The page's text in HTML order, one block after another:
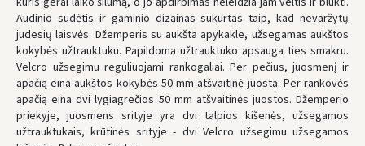
* Pristatymo terminai yra preliminarūs ir gali priklausyti nuo kurjerių
užimtumo.
Audinio sudėtis ir gaminio dizainas sukurtas taip, kad nevaržytų
judesių laisvės. Džemperis su aukšta apykakle, užsegamas aukštos
kokybės užtrauktuku. Papildoma užtrauktuko apsauga ties smakru.
Velcro užsegimu reguliuojami rankogaliai. Per pečius, juosmenį ir
apačią eina aukštos kokybės 50 mm atšvaitinė juosta. Per rankovės
apačią eina dvi lygiagrečios 50 mm atšvaitinės juostos. Džemperio
priekyje, juosmens srityje yra dvi talpios kišenės, užsegamos
užtrauktukais, krūtinės srityje - dvi Velcro užsegimu užsegamos
Įvertinimas: